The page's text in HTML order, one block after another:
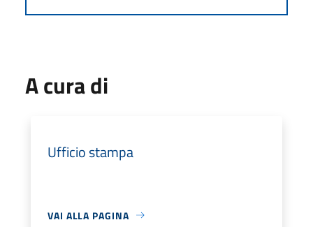
A cura di
Ufficio stampa
VAI ALLA PAGINA